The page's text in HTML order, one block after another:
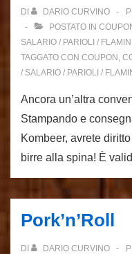
euro
al
Drugo!
DI DARIO CURVINO
POSTATO IN
SALARIO / PARIOLI /
TAGGATO CON COUPON ,
/ SALARIO / PARIOLI /
Ancora un’altra
Stampando e
Kombeer, avrete
birre alla spina! È
Pork’n’Roll
DI DARIO CURVINO